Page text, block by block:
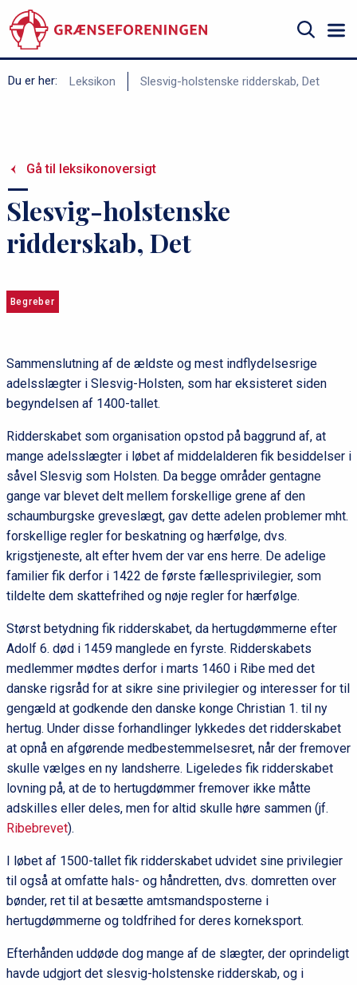
til
hovedindhold
Søg
Du er her:
k
r
u
m
Leksikon Slesvig-holstenske ridderskab, Det
Gå til leksikonoversigt
Slesvig-holstenske
ridderskab, Det
Begreber
Sammenslutning af de ældste og mest indflydelsesrige
adelsslægter i Slesvig-Holsten, som har eksisteret siden
begyndelsen af 1400-tallet.
Ridderskabet som organisation opstod på baggrund af, at
mange adelsslægter i løbet af middelalderen fik besiddelser i
såvel Slesvig som Holsten. Da begge områder gentagne
gange var blevet delt mellem forskellige grene af den
schaumburgske greveslægt, gav dette adelen problemer mht.
forskellige regler for beskatning og hærfølge, dvs.
krigstjeneste, alt efter hvem der var ens herre. De adelige
familier fik derfor i 1422 de første fællesprivilegier, som
tildelte dem skattefrihed og nøje regler for hærfølge.
Størst betydning fik ridderskabet, da hertugdømmerne efter
Adolf 6. død i 1459 manglede en fyrste. Ridderskabets
medlemmer mødtes derfor i marts 1460 i Ribe med det
danske rigsråd for at sikre sine privilegier og interesser for til
gengæld at godkende den danske konge Christian 1. til ny
hertug. Under disse forhandlinger lykkedes det ridderskabet
at opnå en afgørende medbestemmelsesret, når der fremover
skulle vælges en ny landsherre. Ligeledes fik ridderskabet
lovning på, at de to hertugdømmer fremover ikke måtte
adskilles eller deles, men for altid skulle høre sammen (jf.
Ribebrevet).
I løbet af 1500-tallet fik ridderskabet udvidet sine privilegier
til også at omfatte hals- og håndretten, dvs. domretten over
bønder, ret til at besætte amtsmandsposterne i
hertugdømmerne og toldfrihed for deres korneksport.
Efterhånden uddøde dog mange af de slægter, der oprindeligt
havde udgjort det slesvig-holstenske ridderskab, og i